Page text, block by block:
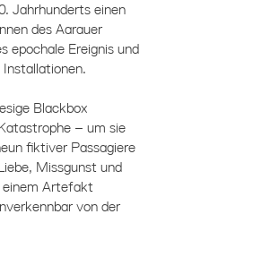
Jahrhunderts einen
des Aarauer
epochale Ereignis und
Installationen.
Blackbox
– um sie
fiktiver Passagiere
Missgunst und
einem Artefakt
von der